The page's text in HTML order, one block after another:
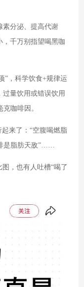
素分泌、提高代谢
，千万别指望喝黑咖
”，科学饮食+规律运
量饮用或错误饮用
咖啡因。
来了：“空腹喝燃脂
是脂肪天敌”……
，也有人吐槽“喝了